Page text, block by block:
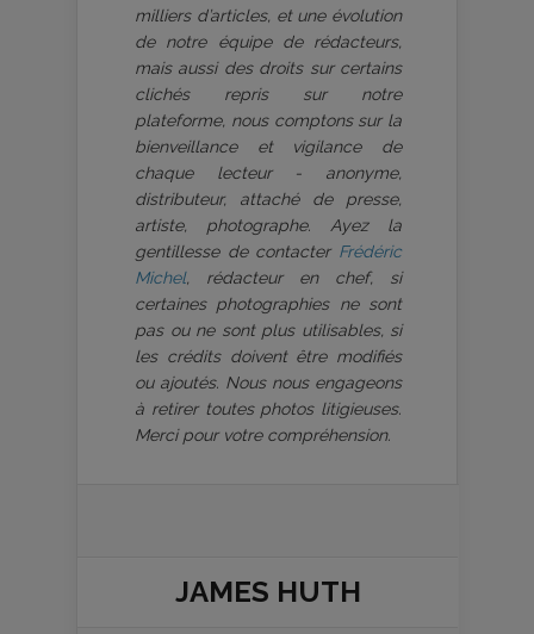
milliers d’articles, et une évolution
de notre équipe de rédacteurs,
mais aussi des droits sur certains
clichés repris sur notre
plateforme, nous comptons sur la
bienveillance et vigilance de
chaque lecteur - anonyme,
distributeur, attaché de presse,
artiste, photographe. Ayez la
gentillesse de contacter Frédéric
Michel, rédacteur en chef, si
certaines photographies ne sont
pas ou ne sont plus utilisables, si
les crédits doivent être modifiés
ou ajoutés. Nous nous engageons
à retirer toutes photos litigieuses.
Merci pour votre compréhension.
JAMES HUTH